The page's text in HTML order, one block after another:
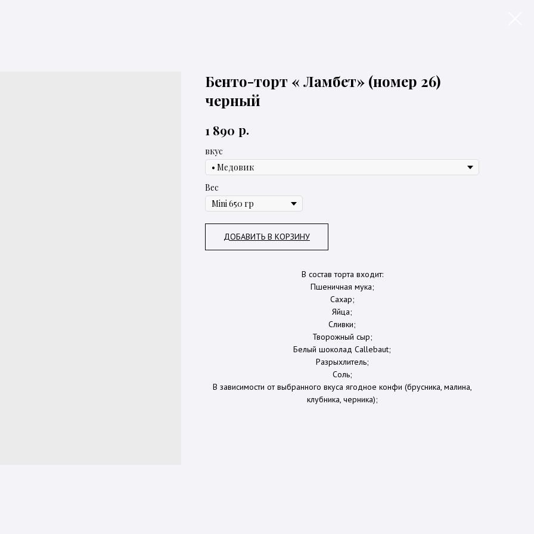
Бенто-торт « Ламбет» (номер 26)
черный
1 890 р.
вкус
Вес
ДОБАВИТЬ В КОРЗИНУ
В состав торта входит:
Пшеничная мука;
Сахар;
Яйца;
Сливки;
Творожный сыр;
Белый шоколад Callebaut;
Разрыхлитель;
Соль;
В зависимости от выбранного вкуса ягодное конфи (брусника, малина,
клубника, черника);